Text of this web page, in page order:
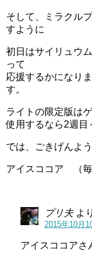
そして、ミラクル
すように
初日はサイリュウ
って
応援するかになり
す。
ライトの限定版は
使用するなら2週目
では、ごきげんよ
アイスココア （毎
プリ夫 よ
2015年10月
アイスココアさ